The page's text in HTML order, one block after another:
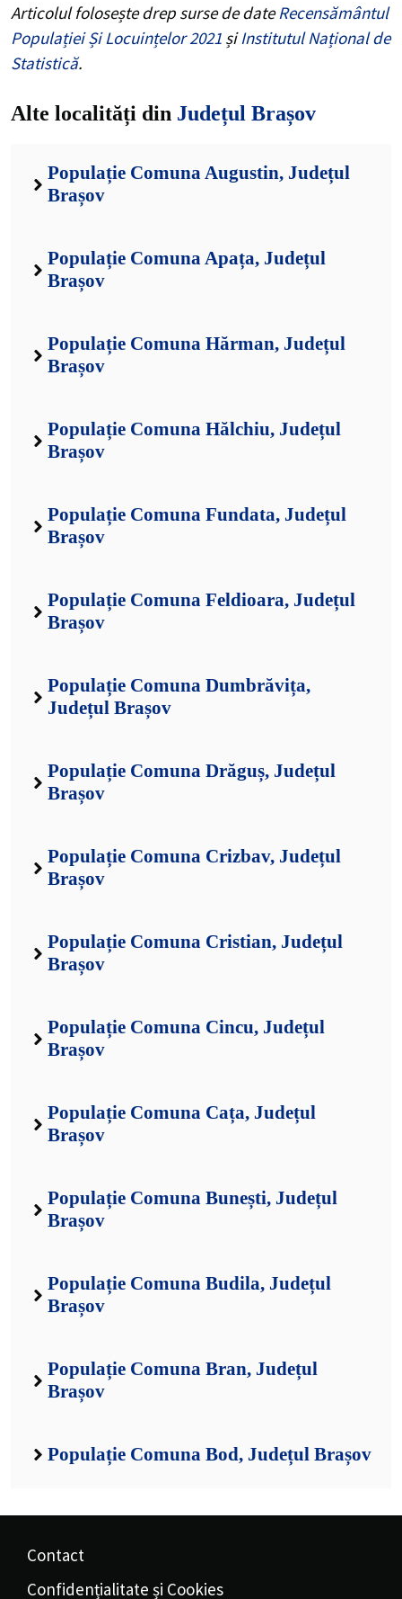
Articolul folosește drep surse de dateRecensământul
Populației Și Locuințelor 2021 șiInstitutul Național de
Statistică.
Alte localități din Județul Brașov
Populație Comuna Augustin, Județul
Brașov
Populație Comuna Apața, Județul
Brașov
Populație Comuna Hărman, Județul
Brașov
Populație Comuna Hălchiu, Județul
Brașov
Populație Comuna Fundata, Județul
Brașov
Populație Comuna Feldioara, Județul
Brașov
Populație Comuna Dumbrăvița,
Județul Brașov
Populație Comuna Drăguș, Județul
Brașov
Populație Comuna Crizbav, Județul
Brașov
Populație Comuna Cristian, Județul
Brașov
Populație Comuna Cincu, Județul
Brașov
Populație Comuna Cața, Județul
Brașov
Populație Comuna Bunești, Județul
Brașov
Populație Comuna Budila, Județul
Brașov
Populație Comuna Bran, Județul
Brașov
Populație Comuna Bod, Județul Brașov
Contact
Confidențialitate și Cookies